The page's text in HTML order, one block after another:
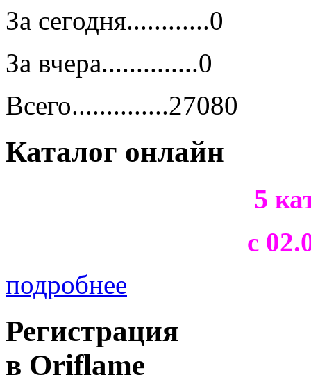
За сегодня............0
За вчера..............0
Всего..............27080
Каталог онлайн
5
с
подробнее
Регистрация
в Oriflame